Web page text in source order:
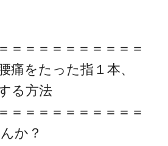
＝＝＝＝＝＝＝＝＝＝
痛をたった指１本、
る方法
＝＝＝＝＝＝＝＝＝＝
か？